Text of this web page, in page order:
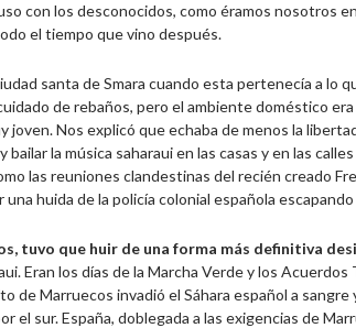
con los desconocidos, como éramos nosotros
el tiempo que vino después.
santa de Smara cuando esta pertenecía a lo
de rebaños, pero el ambiente doméstico era
joven. Nos explicó que echaba de menos la
la música saharaui en las casas y en las
las reuniones clandestinas del recién creado
huida de la policía colonial española
tuvo que huir de una forma más definitiva
Eran los días de la Marcha Verde y los
de Marruecos invadió el Sáhara español a
el sur. España, doblegada a las exigencias de